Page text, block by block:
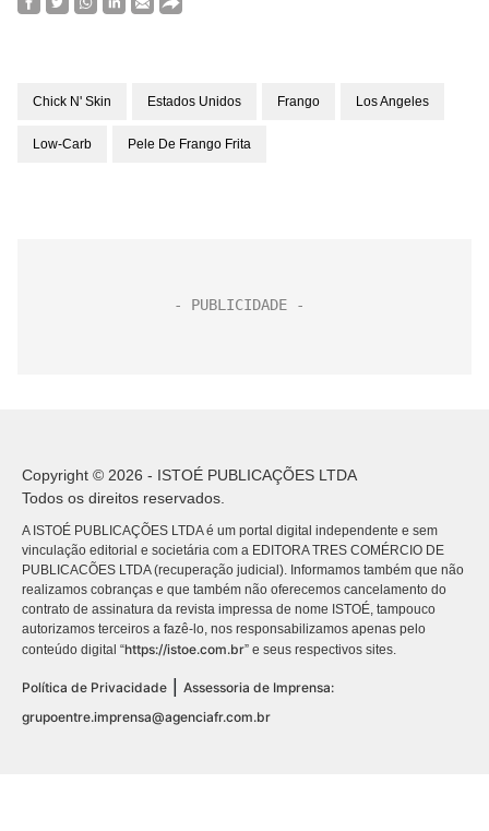
Chick N' Skin Estados Unidos Frango Los Angeles
Low-Carb Pele De Frango Frita
Copyright © 2026 - ISTOÉ PUBLICAÇÕES LTDA
Todos os direitos reservados.
A ISTOÉ PUBLICAÇÕES LTDA é um portal digital independente e sem
vinculação editorial e societária com a EDITORA TRES COMÉRCIO DE
PUBLICACÕES LTDA (recuperação judicial). Informamos também que não
realizamos cobranças e que também não oferecemos cancelamento do
contrato de assinatura da revista impressa de nome ISTOÉ, tampouco
autorizamos terceiros a fazê-lo, nos responsabilizamos apenas pelo
conteúdo digital “https://istoe.com.br” e seus respectivos sites.
Política de Privacidade | Assessoria de Imprensa:
grupoentre.imprensa@agenciafr.com.br